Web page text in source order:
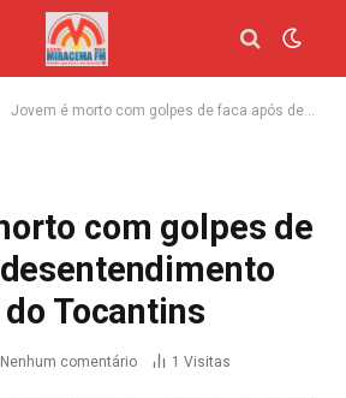
Jovem é morto com golpes de faca após desentendimento no interior do Tocantins
com golpes de
Tocantins
Nenhum comentário 1 Visitas